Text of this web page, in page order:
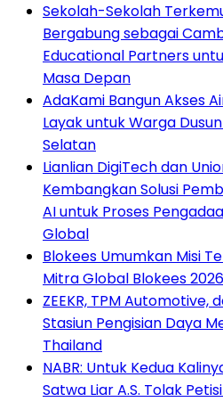
Sekolah-Sekolah
Bergabung sebagai
Educational Partners
Masa Depan
AdaKami Bangun Akses
Layak untuk Warga
Selatan
Lianlian DigiTech dan
Kembangkan Solusi
AI untuk Proses
Global
Blokees Umumkan Misi
Mitra Global Blokees 2026
ZEEKR, TPM Automotive,
Stasiun Pengisian Daya
Thailand
NABR: Untuk Kedua
Satwa Liar A.S. Tolak